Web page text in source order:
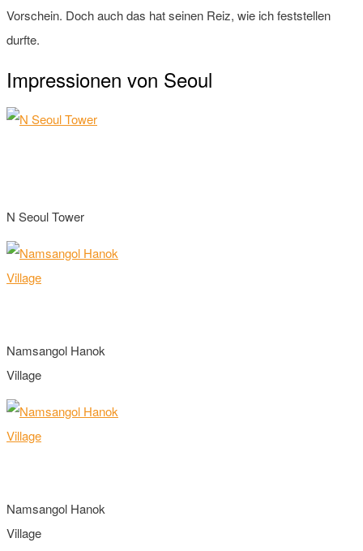
Vorschein. Doch auch das hat seinen Reiz, wie ich feststellen
durfte.
Impressionen von Seoul
N Seoul Tower
Namsangol Hanok
Village
Namsangol Hanok
Village